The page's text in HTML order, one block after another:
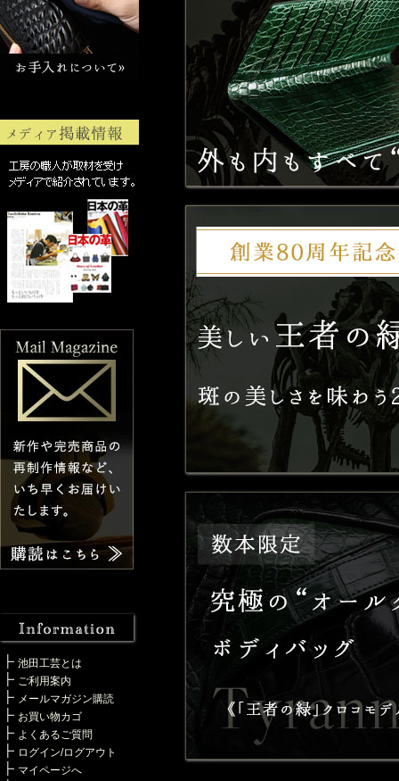
池田工芸とは
ご利用案内
メールマガジン購読
お買い物カゴ
よくあるご質問
ログイン/ログアウト
マイページへ